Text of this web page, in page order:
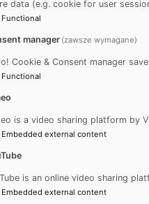
się w terminach
decyduje dziekan
zawodowych
data (e.g. cookie for user
Functional
manager (zawsze wymagane)
Cookie & Consent manager
Functional
is a video sharing platform by
Embedded external content
is an online video sharing
Embedded external content